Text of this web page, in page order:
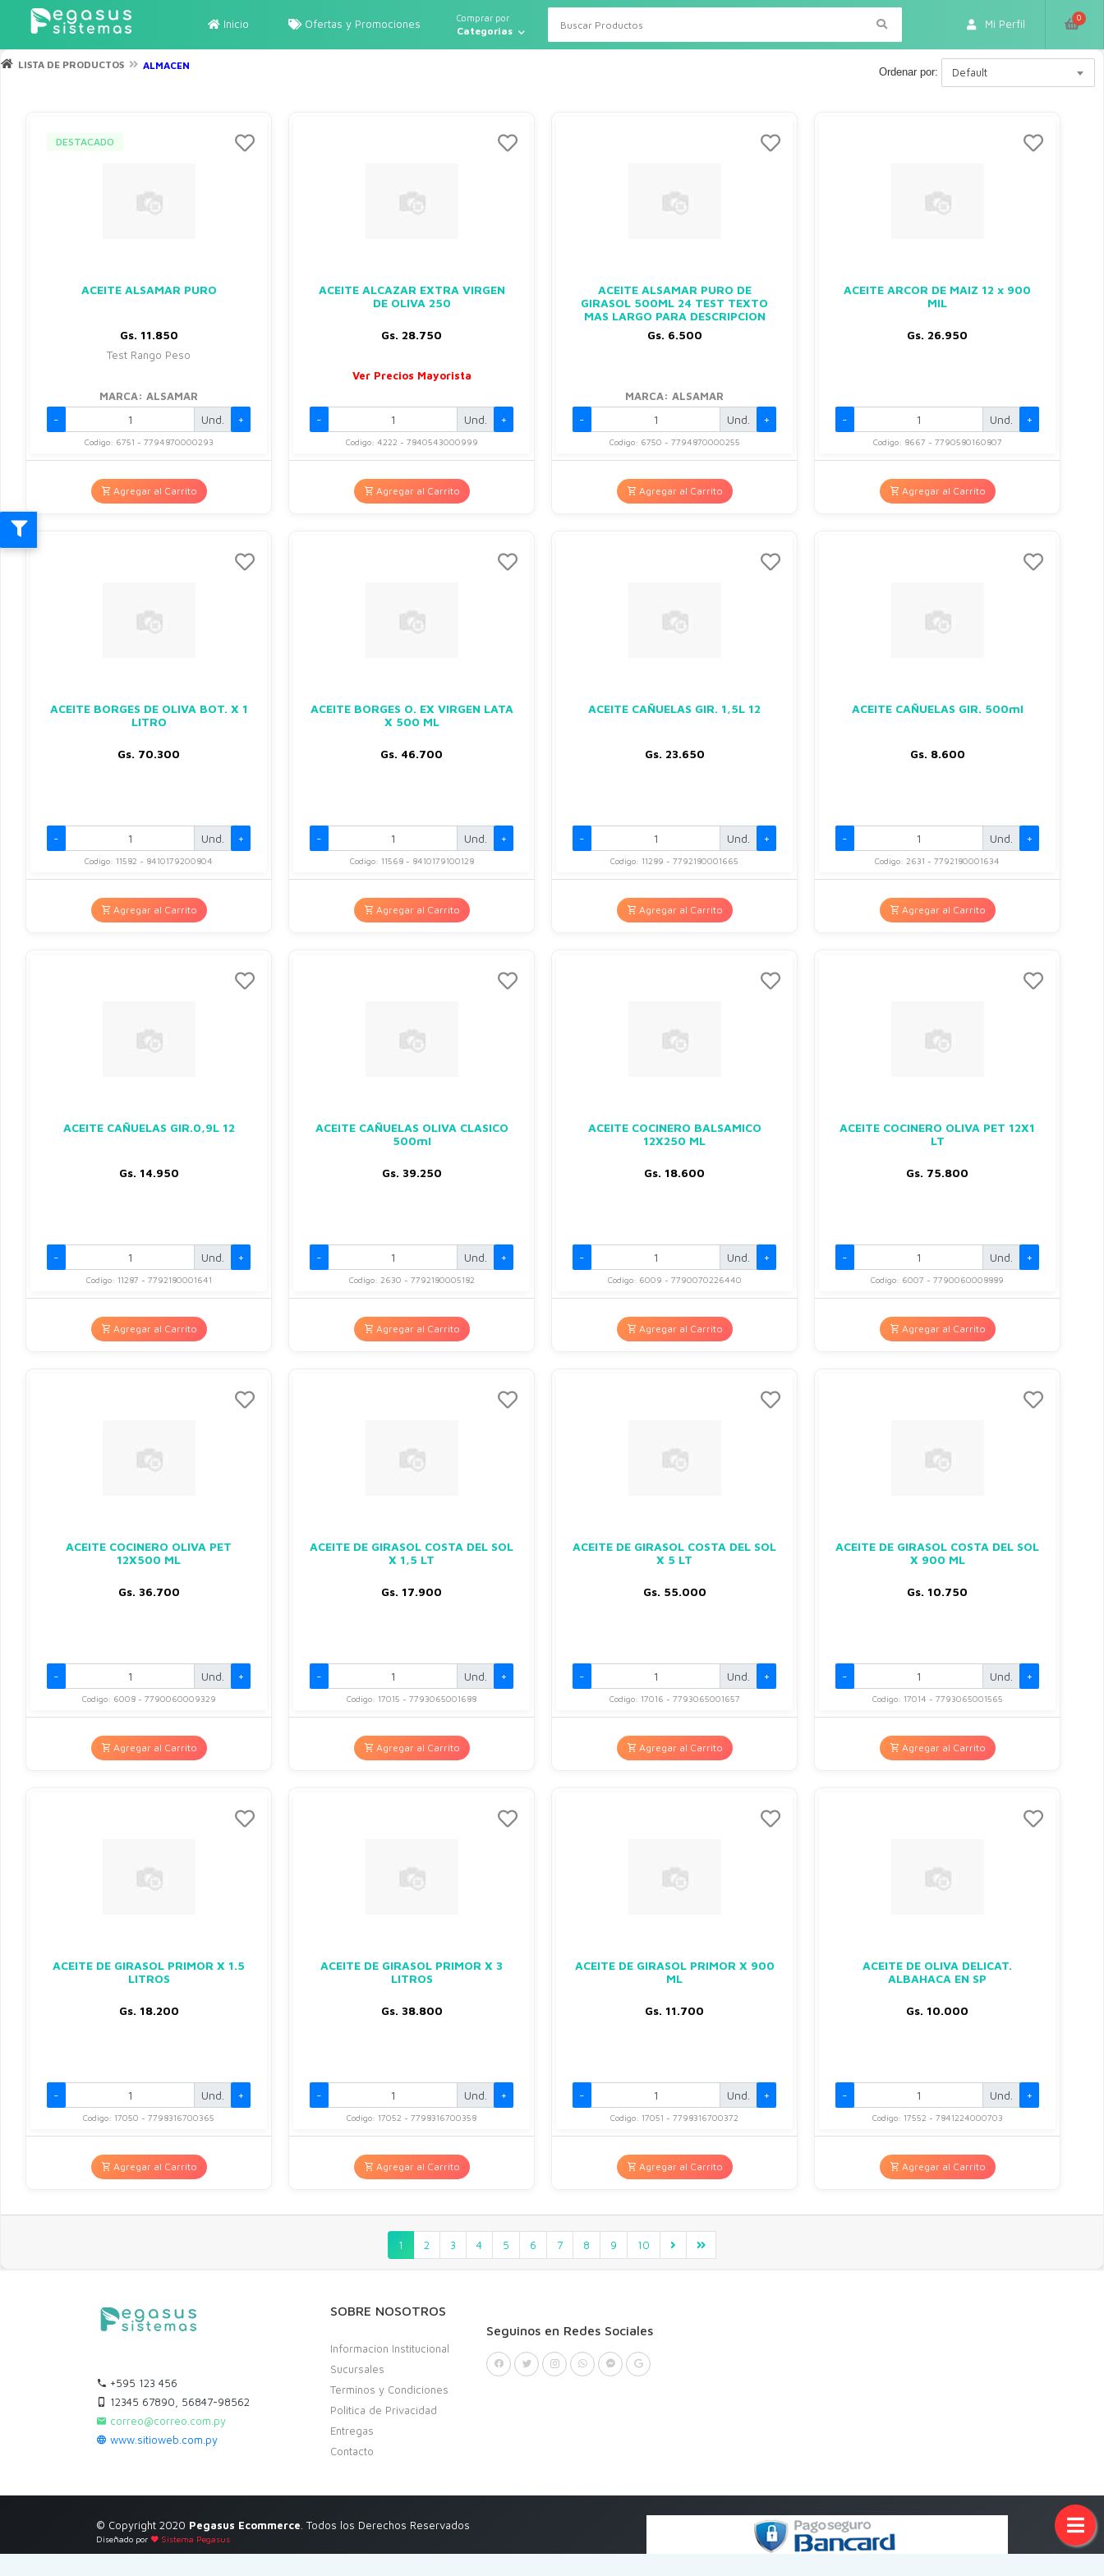
Inicio Ofertas y Promociones Comprar por
Categorias
0
Mi Perfil
LISTA DE PRODUCTOS ALMACEN
Ordenar por: Default
DESTACADO
ACEITE ALSAMAR PURO
Gs. 11.850
Test Rango Peso
MARCA: ALSAMAR
- Und. +
Codigo: 6751 - 7794870000293
Agregar al Carrito
ACEITE ALCAZAR EXTRA VIRGEN
DE OLIVA 250
Gs. 28.750
Ver Precios Mayorista
- Und. +
Codigo: 4222 - 7840543000999
Agregar al Carrito
ACEITE ALSAMAR PURO DE
GIRASOL 500ML 24 TEST TEXTO
MAS LARGO PARA DESCRIPCION
Gs. 6.500
MARCA: ALSAMAR
- Und. +
Codigo: 6750 - 7794870000255
Agregar al Carrito
ACEITE ARCOR DE MAIZ 12 x 900
MIL
Gs. 26.950
- Und. +
Codigo: 8667 - 7790580160807
Agregar al Carrito
ACEITE BORGES DE OLIVA BOT. X 1
LITRO
Gs. 70.300
- Und. +
Codigo: 11582 - 8410179200804
Agregar al Carrito
ACEITE BORGES O. EX VIRGEN LATA
X 500 ML
Gs. 46.700
- Und. +
Codigo: 11568 - 8410179100128
Agregar al Carrito
ACEITE CAÑUELAS GIR. 1,5L 12
Gs. 23.650
- Und. +
Codigo: 11289 - 7792180001665
Agregar al Carrito
ACEITE CAÑUELAS GIR. 500ml
Gs. 8.600
- Und. +
Codigo: 2631 - 7792180001634
Agregar al Carrito
ACEITE CAÑUELAS GIR.0,9L 12
Gs. 14.950
- Und. +
Codigo: 11287 - 7792180001641
Agregar al Carrito
ACEITE CAÑUELAS OLIVA CLASICO
500ml
Gs. 39.250
- Und. +
Codigo: 2630 - 7792180005182
Agregar al Carrito
ACEITE COCINERO BALSAMICO
12X250 ML
Gs. 18.600
- Und. +
Codigo: 6009 - 7790070226440
Agregar al Carrito
ACEITE COCINERO OLIVA PET 12X1
LT
Gs. 75.800
- Und. +
Codigo: 6007 - 7790060008889
Agregar al Carrito
ACEITE COCINERO OLIVA PET
12X500 ML
Gs. 36.700
- Und. +
Codigo: 6008 - 7790060009329
Agregar al Carrito
ACEITE DE GIRASOL COSTA DEL SOL
X 1,5 LT
Gs. 17.900
- Und. +
Codigo: 17015 - 7793065001688
Agregar al Carrito
ACEITE DE GIRASOL COSTA DEL SOL
X 5 LT
Gs. 55.000
- Und. +
Codigo: 17016 - 7793065001657
Agregar al Carrito
ACEITE DE GIRASOL COSTA DEL SOL
X 900 ML
Gs. 10.750
- Und. +
Codigo: 17014 - 7793065001565
Agregar al Carrito
ACEITE DE GIRASOL PRIMOR X 1.5
LITROS
Gs. 18.200
- Und. +
Codigo: 17050 - 7798316700365
Agregar al Carrito
ACEITE DE GIRASOL PRIMOR X 3
LITROS
Gs. 38.800
- Und. +
Codigo: 17052 - 7798316700358
Agregar al Carrito
ACEITE DE GIRASOL PRIMOR X 900
ML
Gs. 11.700
- Und. +
Codigo: 17051 - 7798316700372
Agregar al Carrito
ACEITE DE OLIVA DELICAT.
ALBAHACA EN SP
Gs. 10.000
- Und. +
Codigo: 17552 - 7841224000703
Agregar al Carrito
1 2 3 4 5 6 7 8 9 10
+595 123 456
12345 67890, 56847-98562
correo@correo.com.py
www.sitioweb.com.py
SOBRE NOSOTROS
Informacion Institucional
Sucursales
Terminos y Condiciones
Politica de Privacidad
Entregas
Contacto
Seguinos en Redes Sociales
© Copyright 2020 Pegasus Ecommerce . Todos los Derechos Reservados
Diseñado por Sistema Pegasus